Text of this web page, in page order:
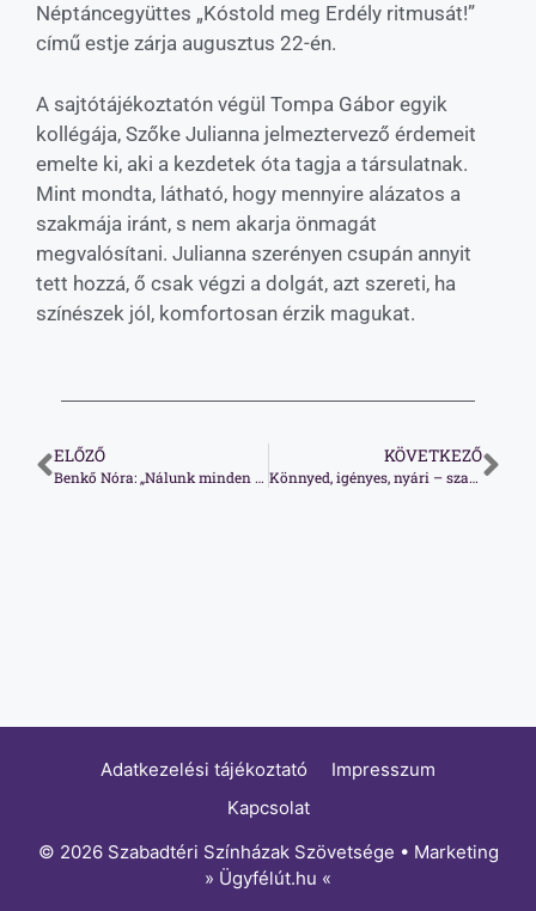
Néptáncegyüttes „Kóstold meg Erdély ritmusát!”
című estje zárja augusztus 22-én.
A sajtótájékoztatón végül Tompa Gábor egyik
kollégája, Szőke Julianna jelmeztervező érdemeit
emelte ki, aki a kezdetek óta tagja a társulatnak.
Mint mondta, látható, hogy mennyire alázatos a
szakmája iránt, s nem akarja önmagát
megvalósítani. Julianna szerényen csupán annyit
tett hozzá, ő csak végzi a dolgát, azt szereti, ha
színészek jól, komfortosan érzik magukat.
ELŐZŐ
Benkő Nóra: „Nálunk minden este premier”
KÖVETKEZŐ
Könnyed, igényes, nyári – szabadtéri színházak programját ajánlja a Fidelio!
Adatkezelési tájékoztató
Impresszum
Kapcsolat
© 2026 Szabadtéri Színházak Szövetsége • Marketing
» Ügyfélút.hu «